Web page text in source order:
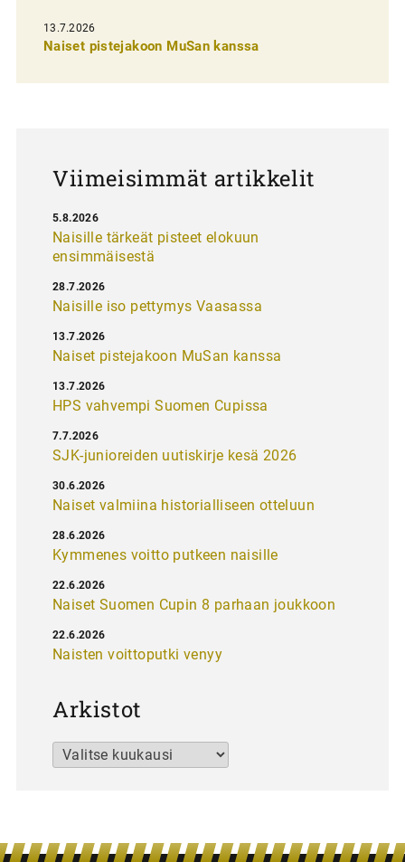
e
13.7.2026
Naiset pistejakoon MuSan kanssa
Viimeisimmät artikkelit
Naisille tärkeät pisteet elokuun
ensimmäisestä
5.8.2026
Naisille iso pettymys Vaasassa
28.7.2026
Naiset pistejakoon MuSan kanssa
13.7.2026
HPS vahvempi Suomen Cupissa
13.7.2026
SJK-junioreiden uutiskirje kesä 2026
7.7.2026
Naiset valmiina historialliseen otteluun
30.6.2026
Kymmenes voitto putkeen naisille
28.6.2026
Naiset Suomen Cupin 8 parhaan joukkoon
22.6.2026
Naisten voittoputki venyy
22.6.2026
Arkistot
Arkistot